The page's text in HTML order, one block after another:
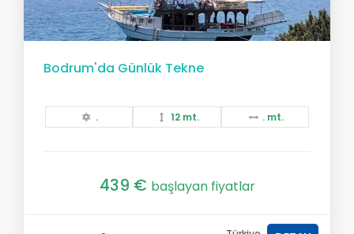
Bodrum'da Günlük Tekne
. 12 mt. . mt.
439 € başlayan fiyatlar